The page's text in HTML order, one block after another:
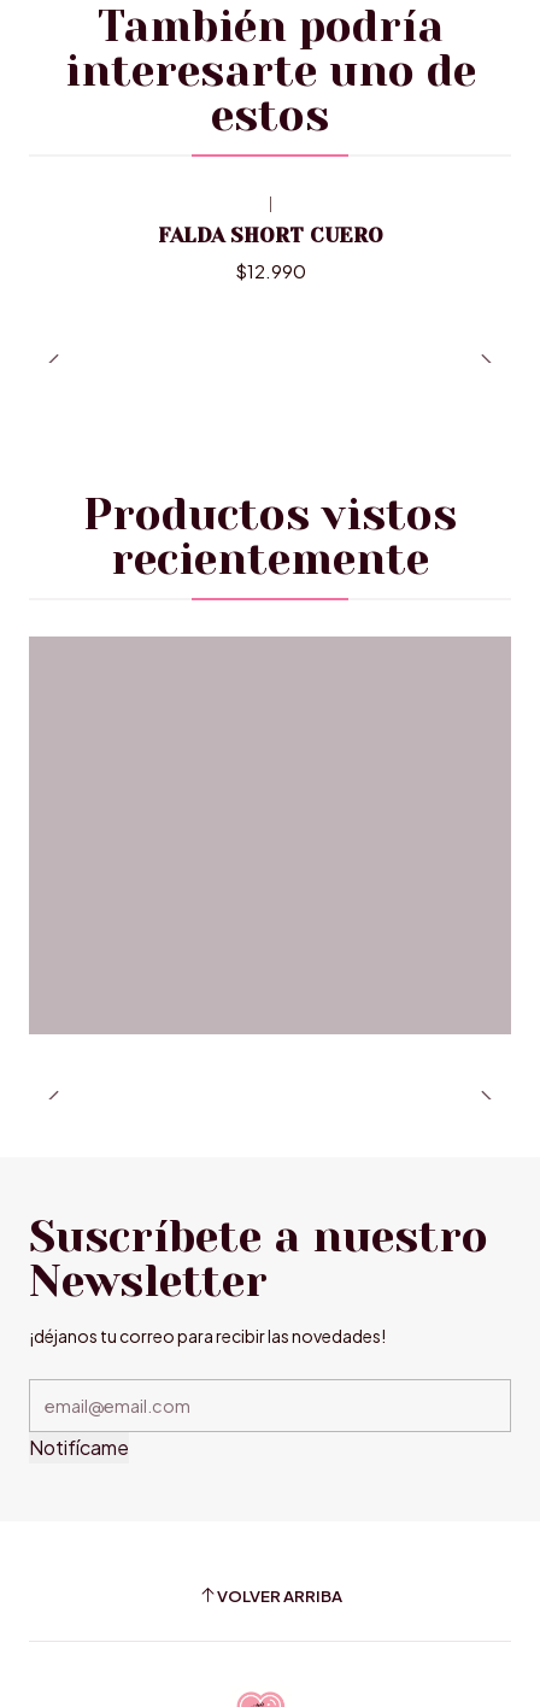
También podría
interesarte uno de
estos
FALDA SHORT CUERO
$12.990
Productos vistos
recientemente
Suscríbete a nuestro
Newsletter
¡déjanos tu correo para recibir las novedades!
Notifícame
VOLVER ARRIBA